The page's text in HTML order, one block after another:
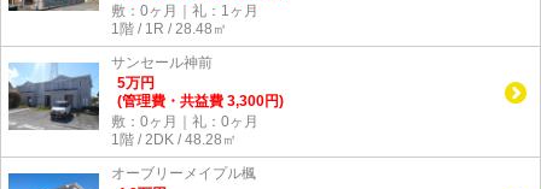
敷：0ヶ月｜礼：1ヶ月
1階 / 1R / 28.48㎡
サンセール神前
5万円
(管理費・共益費 3,300円)
敷：0ヶ月｜礼：0ヶ月
1階 / 2DK / 48.28㎡
オーブリーメイプル楓